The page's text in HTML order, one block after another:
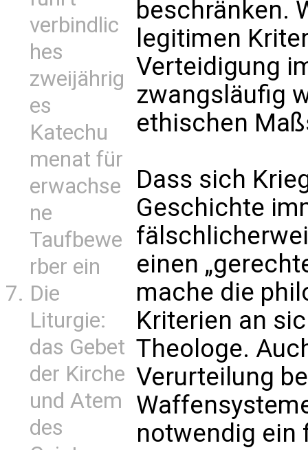
verbindlic
hes
zweijährig
es
Katechu
menat für
erwachse
ne
Taufbewe
rber ein
Die
Liturgie:
das Gebet
der Kirche
und Atem
des
beschränken.
legitimen
Verteidigung
zwangsläufig
ethischen
Dass sich
Geschichte
einen
mache die
Kriterien an
Theologe.
Verurteilung
notwendig ein